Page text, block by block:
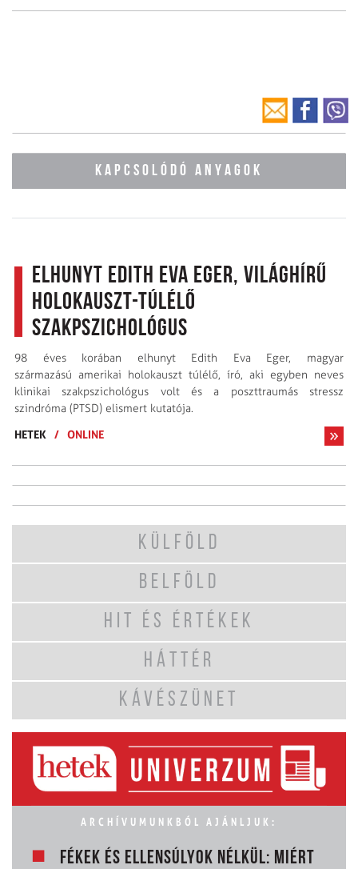
KAPCSOLÓDÓ ANYAGOK
Elhunyt Edith Eva Eger, világhírű
holokauszt-túlélő
szakpszichológus
98 éves korában elhunyt Edith Eva Eger, magyar
származású amerikai holokauszt túlélő, író, aki egyben neves
klinikai szakpszichológus volt és a poszttraumás stressz
szindróma (PTSD) elismert kutatója.
HETEK
/ ONLINE
KÜLFÖLD
BELFÖLD
HIT ÉS ÉRTÉKEK
HÁTTÉR
KÁVÉSZÜNET
ARCHÍVUMUNKBÓL AJÁNLJUK:
FÉKEK ÉS ELLENSÚLYOK NÉLKÜL: MIÉRT